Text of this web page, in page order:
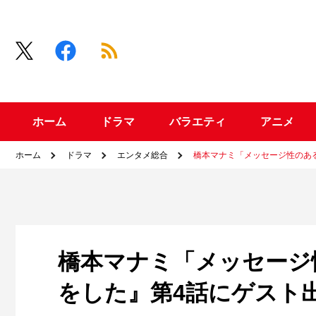
ホーム ドラマ バラエティ アニメ
ホーム ドラマ エンタメ総合 橋本マナミ「メッセージ性の
橋本マナミ「メッセー
をした』第4話にゲスト